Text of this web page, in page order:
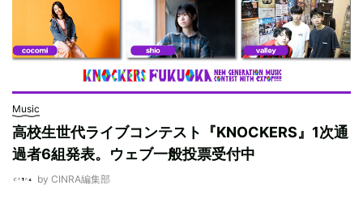
Music
高校生世代ライブコンテスト『KNOCKERS』1次通
過者6組発表。ウェブ一般投票受付中
by CINRA編集部